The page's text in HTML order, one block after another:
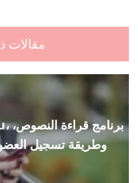
مقالات
وطريقة تسجيل